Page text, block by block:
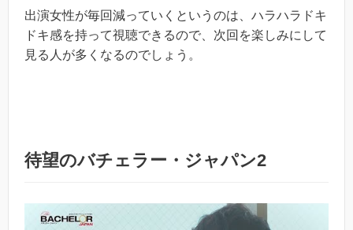
出演女性が毎回減っていくというのは、ハラハラドキ
ドキ感を持って視聴できるので、次回を楽しみにして
見る人が多くなるのでしょう。
待望のバチェラー・ジャパン2